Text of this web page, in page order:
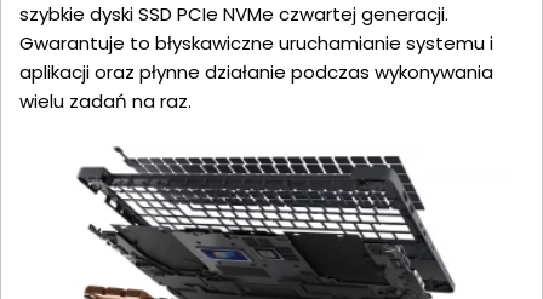
szybkie dyski SSD PCIe NVMe czwartej generacji.
Gwarantuje to błyskawiczne uruchamianie systemu i
aplikacji oraz płynne działanie podczas wykonywania
wielu zadań na raz.